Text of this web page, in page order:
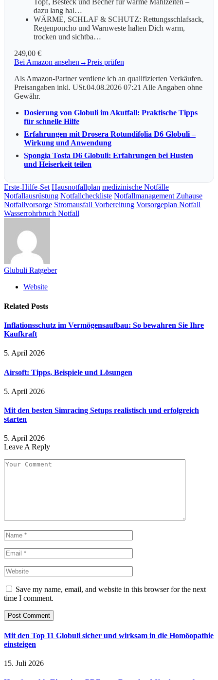
Topf, Besteck und Becher für warme Mahlzeiten –
dazu lang hal…
WÄRME, SCHLAF & SCHUTZ: Rettungsschlafsack,
Regenponcho und Warnweste halten Dich warm,
trocken und sichtba…
249,00 €
Bei Amazon ansehen→Preis prüfen
Als Amazon-Partner verdiene ich an qualifizierten Verkäufen.
Preisangaben inkl. USt.04.08.2026 07:21 Alle Angaben ohne
Gewähr.
Dosierung von Globuli im Akutfall: Praktische Tipps
für schnelle Hilfe
Erfahrungen mit Drosera Rotundifolia D6 Globuli –
Wirkung und Anwendung
Spongia Tosta D6 Globuli: Erfahrungen bei Husten
und Heiserkeit teilen
Erste-Hilfe-Set Hausnotfallplan medizinische Notfälle
Notfallausrüstung Notfallcheckliste Notfallmanagement Zuhause
Notfallvorsorge Stromausfall Vorbereitung Vorsorgeplan Notfall
Wasserrohrbruch Notfall
Glubuli Ratgeber
Website
Related Posts
Inflationsschutz im Vermögensaufbau: So bewahren Sie Ihre
Kaufkraft
5. April 2026
Airsoft: Tipps, Beispiele und Lösungen
5. April 2026
Mit den besten Simracing Setups realistisch und erfolgreich
starten
5. April 2026
Leave A Reply
Save my name, email, and website in this browser for the next
time I comment.
Mit den Top 11 Globuli sicher und wirksam in die Homöopathie
einsteigen
15. Juli 2026